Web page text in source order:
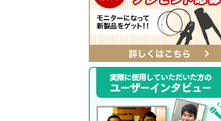
ベルト
αシリーズ
タフロン電工ポケット
ハンマーホルダー